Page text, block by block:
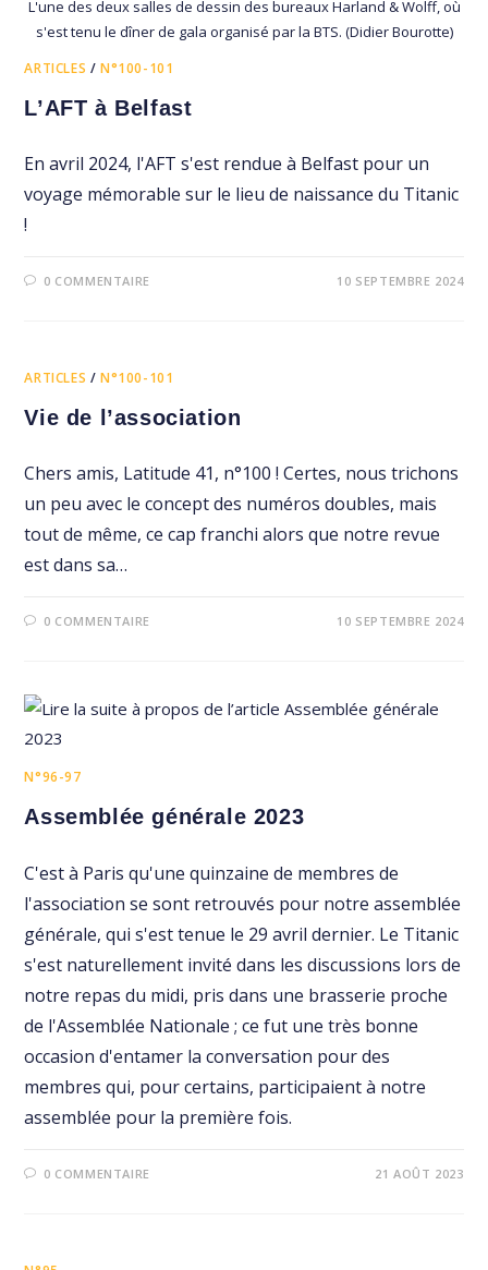
L'une des deux salles de dessin des bureaux Harland & Wolff, où
s'est tenu le dîner de gala organisé par la BTS. (Didier Bourotte)
ARTICLES /N°100-101
L’AFT à Belfast
En avril 2024, l'AFT s'est rendue à Belfast pour un
voyage mémorable sur le lieu de naissance du Titanic
!
0 COMMENTAIRE 10 SEPTEMBRE 2024
ARTICLES /N°100-101
Vie de l’association
Chers amis, Latitude 41, n°100 ! Certes, nous trichons
un peu avec le concept des numéros doubles, mais
tout de même, ce cap franchi alors que notre revue
est dans sa…
0 COMMENTAIRE 10 SEPTEMBRE 2024
N°96-97
Assemblée générale 2023
C'est à Paris qu'une quinzaine de membres de
l'association se sont retrouvés pour notre assemblée
générale, qui s'est tenue le 29 avril dernier. Le Titanic
s'est naturellement invité dans les discussions lors de
notre repas du midi, pris dans une brasserie proche
de l'Assemblée Nationale ; ce fut une très bonne
occasion d'entamer la conversation pour des
membres qui, pour certains, participaient à notre
assemblée pour la première fois.
0 COMMENTAIRE 21 AOÛT 2023